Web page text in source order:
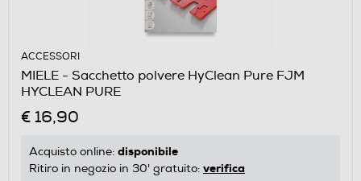
ACCESSORI
MIELE - Sacchetto polvere HyClean Pure FJM
HYCLEAN PURE
€ 16,90
Acquisto online: disponibile
Ritiro in negozio in 30' gratuito: verifica